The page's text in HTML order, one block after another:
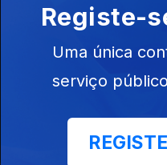
As Cartas Secretas
de Maria, Rainha
dos Escoceses
Registe-
Uma única
serviço